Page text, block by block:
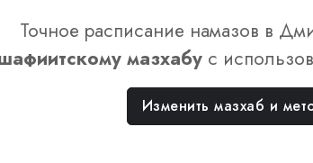
Точное расписание намазов в
мазхабу с
Изменить мазхаб и